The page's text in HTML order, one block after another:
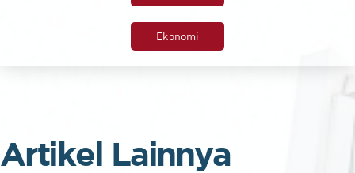
Ekonomi
Artikel Lainnya